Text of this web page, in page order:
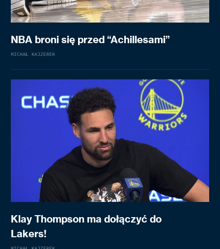
NBA broni się przed “Achillesami”
MICHAŁ KAJZEREK
Klay Thompson ma dołączyć do
Lakers!